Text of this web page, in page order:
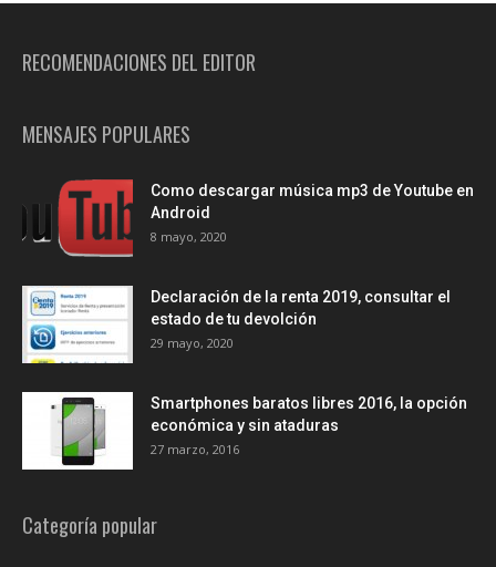
RECOMENDACIONES DEL EDITOR
MENSAJES POPULARES
Como descargar música mp3 de Youtube en
Android
8 mayo, 2020
Declaración de la renta 2019, consultar el
estado de tu devolción
29 mayo, 2020
Smartphones baratos libres 2016, la opción
económica y sin ataduras
27 marzo, 2016
Categoría popular